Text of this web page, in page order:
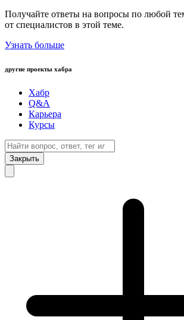
Получайте ответы на вопросы по любой
от специалистов в этой теме.
Узнать больше
другие проекты хабра
Хабр
Q&A
Карьера
Курсы
Закрыть